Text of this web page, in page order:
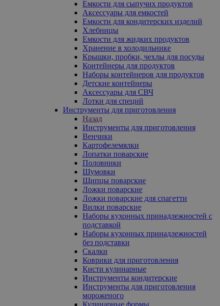
Емкости для сыпучих продуктов
Аксессуары для емкостей
Емкости для кондитерских изделий
Хлебницы
Емкости для жидких продуктов
Хранение в холодильнике
Крышки, пробки, чехлы для посуды
Контейнеры для продуктов
Наборы контейнеров для продуктов
Детские контейнеры
Аксессуары для СВЧ
Лотки для специй
Инструменты для приготовления
Назад
Инструменты для приготовления
Венчики
Картофелемялки
Лопатки поварские
Половники
Шумовки
Щипцы поварские
Ложки поварские
Ложки поварские для спагетти
Вилки поварские
Наборы кухонных принадлежностей с
подставкой
Наборы кухонных принадлежностей
без подставки
Скалки
Коврики для приготовления
Кисти кулинарные
Инструменты кондитерские
Инструменты для приготовления
мороженого
Кулинарные формы